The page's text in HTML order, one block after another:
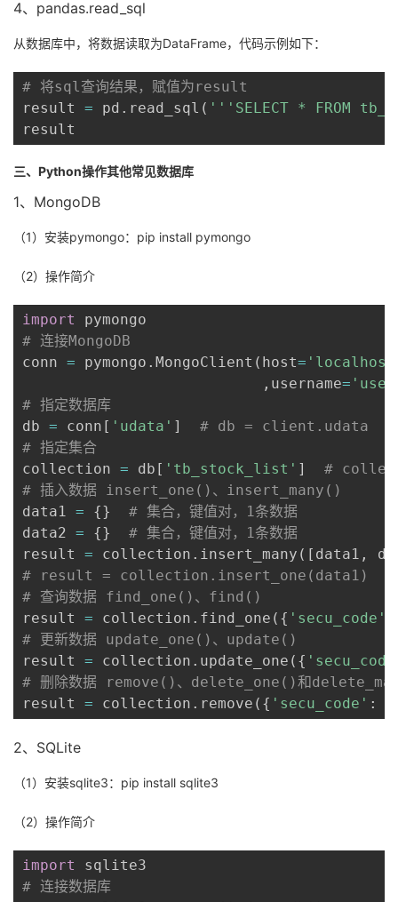
4、pandas.read_sql
从数据库中，将数据读取为DataFrame，代码示例如下：
# 将sql查询结果，赋值为result
result = pd . read_sql ( '''SELECT * FROM
result
三、Python操作其他常见数据库
1、MongoDB
（1）安装pymongo：pip install pymongo
（2）操作简介
import
# 连接MongoDB
conn = pymongo . MongoClient ( host=
, username=
# 指定数据库
db = conn [ 'udata' ]
# db = client.udata
# 指定集合
collection = db [ 'tb_stock_list' ]
#
# 插入数据 insert_one()、insert_many()
data1 = {}
# 集合，键值对，1条数据
data2 = {}
# 集合，键值对，1条数据
result = collection . insert_many ( [ data1 ,
# result = collection.insert_one(data1)
# 查询数据 find_one()、find()
result = collection . find_one ( { 'secu_code'
# 更新数据 update_one()、update()
result = collection . update_one ( {
# 删除数据 remove()、delete_one()和
result = collection . remove ( { 'secu_code' :
2、SQLite
（1）安装sqlite3：pip install sqlite3
（2）操作简介
import
# 连接数据库